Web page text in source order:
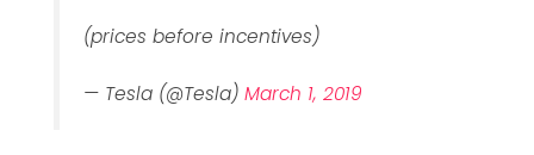
(prices before incentives)
— Tesla (@Tesla)March 1, 2019